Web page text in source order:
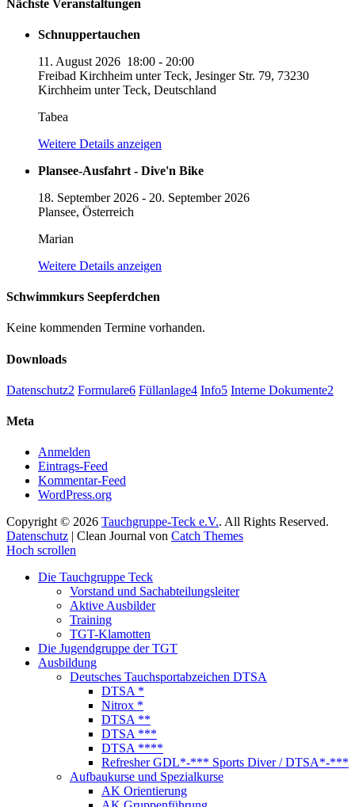
Nächste Veranstaltungen
Schnuppertauchen
11. August 2026 18:00 - 20:00
Freibad Kirchheim unter Teck, Jesinger Str. 79, 73230
Kirchheim unter Teck, Deutschland
Tabea
Weitere Details anzeigen
Plansee-Ausfahrt - Dive'n Bike
18. September 2026 - 20. September 2026
Plansee, Österreich
Marian
Weitere Details anzeigen
Schwimmkurs Seepferdchen
Keine kommenden Termine vorhanden.
Downloads
Datenschutz2 Formulare6 Füllanlage4 Info5 Interne Dokumente2
Meta
Anmelden
Eintrags-Feed
Kommentar-Feed
WordPress.org
Copyright © 2026 Tauchgruppe-Teck e.V.. All Rights Reserved.
Datenschutz | Clean Journal von Catch Themes
Hoch scrollen
Die Tauchgruppe Teck
Vorstand und Sachabteilungsleiter
Aktive Ausbilder
Training
TGT-Klamotten
Die Jugendgruppe der TGT
Ausbildung
Deutsches Tauchsportabzeichen DTSA
DTSA *
Nitrox *
DTSA **
DTSA ***
DTSA ****
Refresher GDL*-*** Sports Diver / DTSA*-***
Aufbaukurse und Spezialkurse
AK Orientierung